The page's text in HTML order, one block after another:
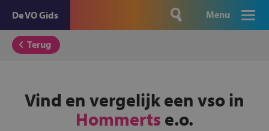
De VO Gids Menu
Terug
Vind en vergelijk een vso in
Hommerts e.o.